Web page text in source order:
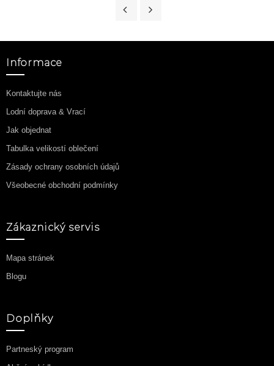
Informace
Kontaktujte nás
Lodní doprava & Vrací
Jak objednat
Tabulka velikostí oblečení
Zásady ochrany osobních údajů
Všeobecné obchodní podmínky
Zákaznický servis
Mapa stránek
Blogu
Doplňky
Partneský program